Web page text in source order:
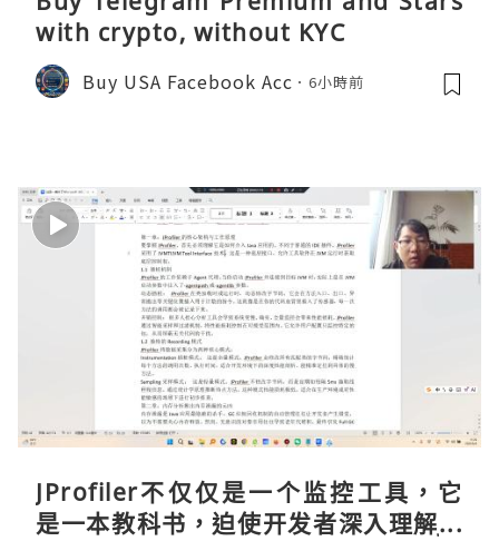
with crypto, without KYC
Buy USA Facebook Acc 6小時前
JProfiler不仅仅是一个监控工具，它
是一本教科书，迫使开发者深入理解JV